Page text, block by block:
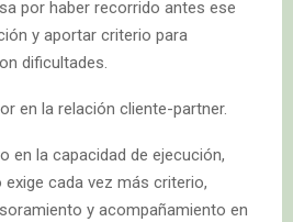
por haber recorrido antes ese
y aportar criterio para
dificultades.
en la relación cliente-partner.
en la capacidad de ejecución,
cada vez más criterio,
y acompañamiento en